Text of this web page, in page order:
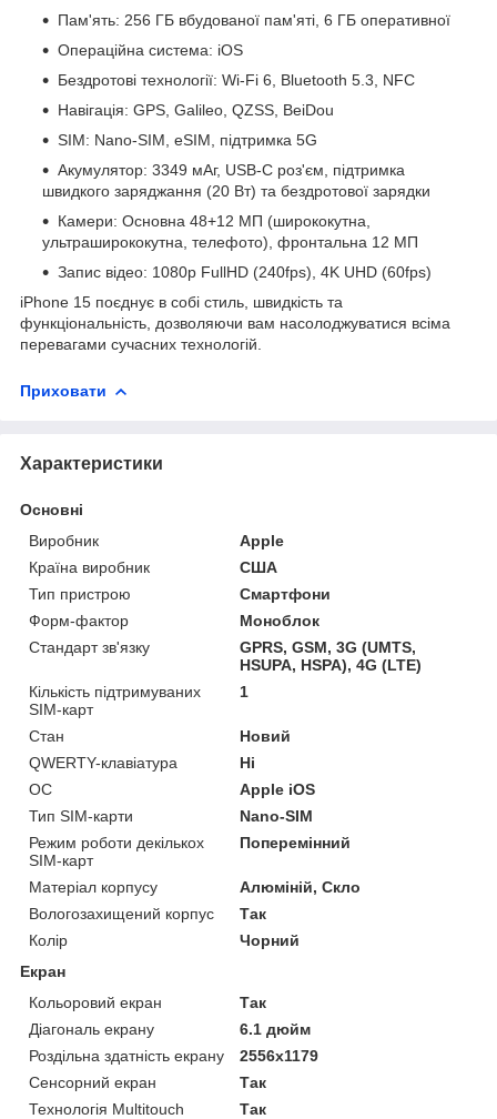
Пам'ять: 256 ГБ вбудованої пам'яті, 6 ГБ оперативної
Операційна система: iOS
Бездротові технології: Wi-Fi 6, Bluetooth 5.3, NFC
Навігація: GPS, Galileo, QZSS, BeiDou
SIM: Nano-SIM, eSIM, підтримка 5G
Акумулятор: 3349 мАг, USB-C роз'єм, підтримка
швидкого заряджання (20 Вт) та бездротової зарядки
Камери: Основна 48+12 МП (ширококутна,
ультраширококутна, телефото), фронтальна 12 МП
Запис відео: 1080p FullHD (240fps), 4K UHD (60fps)
iPhone 15 поєднує в собі стиль, швидкість та
функціональність, дозволяючи вам насолоджуватися всіма
перевагами сучасних технологій.
Приховати
Характеристики
Основні
Виробник
Apple
Країна виробник
США
Тип пристрою
Смартфони
Форм-фактор
Моноблок
Стандарт зв'язку
GPRS, GSM, 3G (UMTS,
HSUPA, HSPA), 4G (LTE)
Кількість підтримуваних
SIM-карт
1
Стан
Новий
QWERTY-клавіатура
Ні
ОС
Apple iOS
Тип SIM-карти
Nano-SIM
Режим роботи декількох
SIM-карт
Поперемінний
Матеріал корпусу
Алюміній, Скло
Вологозахищений корпус
Так
Колір
Чорний
Екран
Кольоровий екран
Так
Діагональ екрану
6.1 дюйм
Роздільна здатність екрану
2556x1179
Сенсорний екран
Так
Технологія Multitouch
Так